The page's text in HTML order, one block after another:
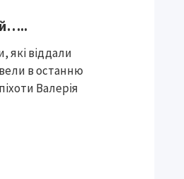
які віддали
в останню
Валерія